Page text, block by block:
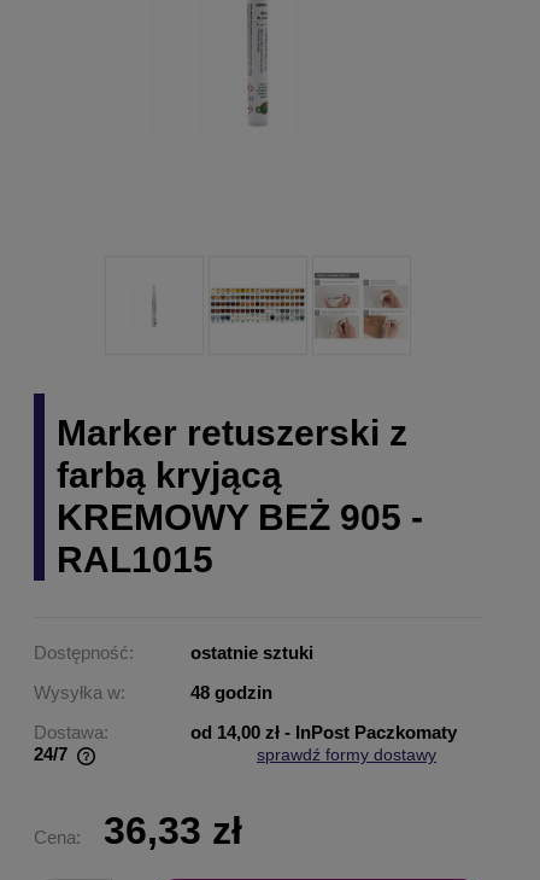
Marker retuszerski z
farbą kryjącą
KREMOWY BEŻ 905 -
RAL1015
Dostępność:
ostatnie sztuki
Wysyłka w:
48 godzin
Dostawa:
od 14,00 zł - InPost Paczkomaty
24/7
sprawdź formy dostawy
Cena: 36,33 zł